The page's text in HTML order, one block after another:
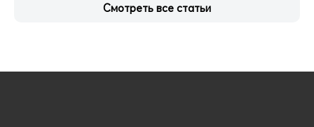
Смотреть все статьи